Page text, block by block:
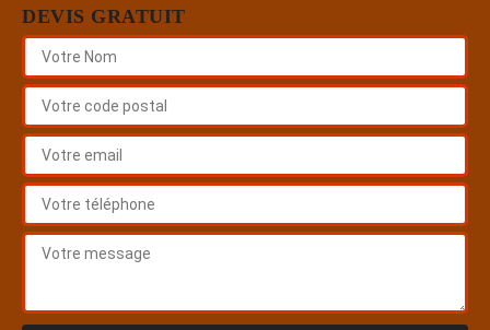
DEVIS GRATUIT